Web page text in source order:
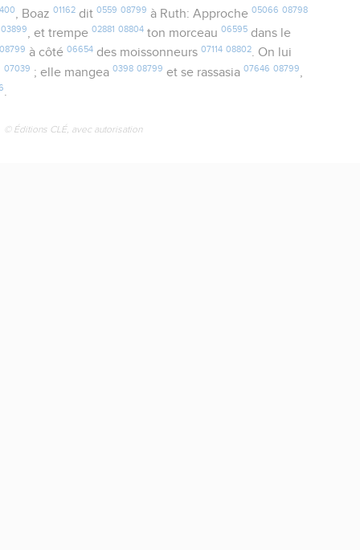
, Boaz 01162dit 0559 08799 à Ruth: Approche 05066 08798
03899, et trempe02881 08804 ton morceau06595 dans le
08799 à côté06654 des moissonneurs07114 08802. On lui
07039 ; elle mangea0398 08799 et se rassasia07646 08799
.
© Éditions CLÉ, avec autorisation